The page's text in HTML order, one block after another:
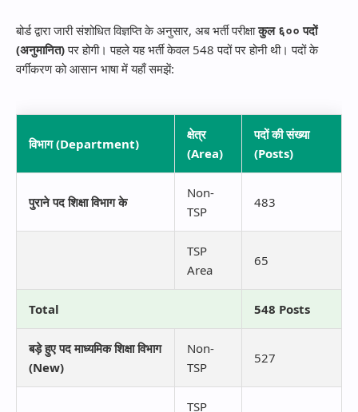
बोर्ड द्वारा जारी संशोधित विज्ञप्ति के अनुसार, अब भर्ती परीक्षाकुल ६०० पदों
(अनुमानित)पर होगी। पहले यह भर्ती केवल 548 पदों पर होनी थी। पदों के
वर्गीकरण को आसान भाषा में यहाँ समझें:
विभाग (Department)
क्षेत्र
(Area)
पदों की संख्या
(Posts)
पुराने पद शिक्षा विभाग के
Non-
TSP
483
TSP
Area
65
Total 548 Posts
बड़े हुए पद माध्यमिक शिक्षा विभाग
(New)
Non-
TSP
527
TSP